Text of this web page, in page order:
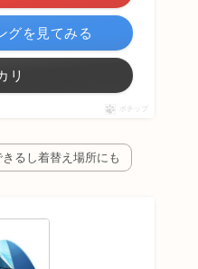
グを見てみる
リ
ポチップ
るし着替え場所にも